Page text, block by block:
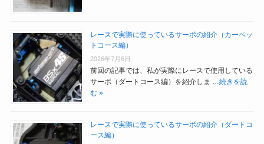
レースで実際に使っているサーボの紹介（カーペッ
トコース編）
2026年7月6日
前回の記事では、私が実際にレースで使用している
サーボ（ダートコース編）を紹介しま …続きを読
む »
レースで実際に使っているサーボの紹介（ダートコ
ース編）